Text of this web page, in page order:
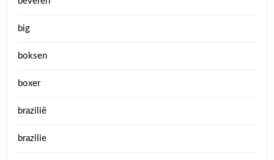
big
boksen
boxer
brazilië
brazilie